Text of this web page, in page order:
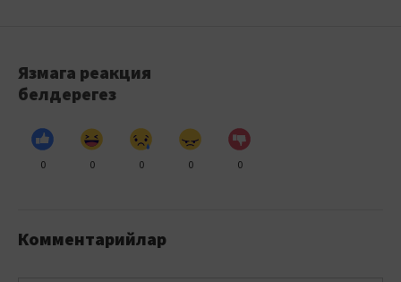
Язмага реакция
белдерегез
0 0 0 0 0
Комментарийлар